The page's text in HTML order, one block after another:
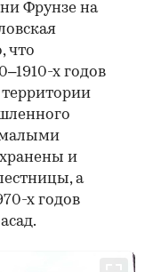
Фрунзе на
что
х годов
малыми
и
а
х годов